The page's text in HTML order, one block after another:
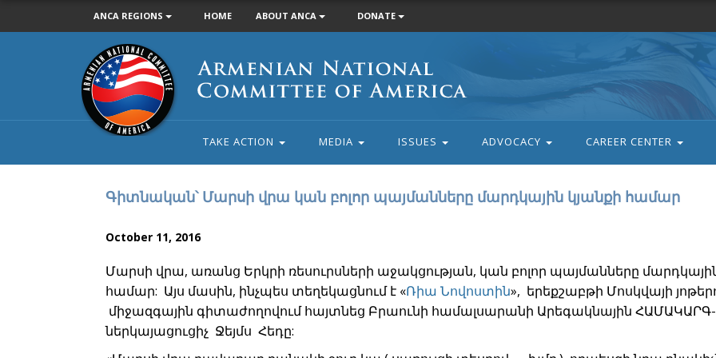
ANCA REGIONS HOME ABOUT ANCA DONATE
Armenian
National
Committee
of
America
TAKE ACTION MEDIA ISSUES ADVOCACY CAREER CENTER
Գիտնական՝ Մարսի վրա կան բոլոր պայմանները մարդկային կյանքի համար
October 11, 2016
Մարսի վրա, առանց Երկրի ռեսուրսների աջակցության, կան բոլոր պայմանները
համար: Այս մասին, ինչպես տեղեկացնում է «Ռիա Նովոստին», երեքշաբթի Մոսկվայի
միջազգային գիտաժողովում հայտնեց Բրաունի համալսարանի Արեգակնային
ներկայացուցիչ Ջեյմս Հեդը: